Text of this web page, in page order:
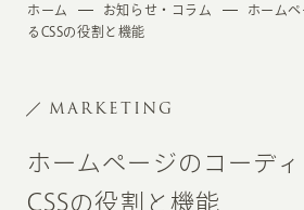
ホーム お知らせ・コラム
ホーム
るCSSの役割と機能
MARKETING
ホームページのコーデ
CSSの役割と機能